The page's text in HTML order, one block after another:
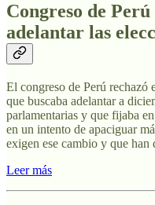
Congreso de
adelantar las
El congreso de Perú rechazó
que buscaba adelantar a
parlamentarias y que fijaba
en un intento de apaciguar
exigen ese cambio y que han
Leer más